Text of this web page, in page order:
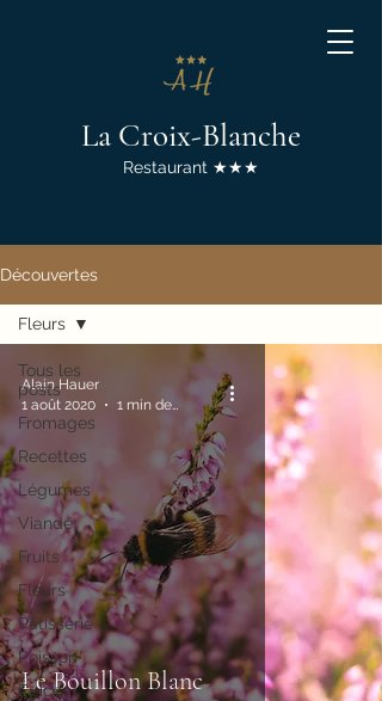
La Croix-Blanche
Restaurant ★★★
Découvertes
Tous les
posts
Fromages
Recettes
Légumes
Viande
Fruits
Fleurs
Pâtisserie
Poisson
Épices
Fleurs
Le Bouillon Blanc
Alain Hauer
1 août 2020